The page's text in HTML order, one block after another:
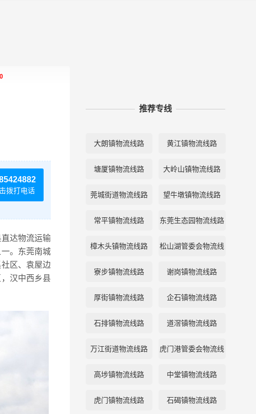
拨打电话
达物流运输
。东莞南城
区、袁屋边
汉中西乡县
推荐专线
大朗镇物流线路 黄江镇物流线路
塘厦镇物流线路 大岭山镇物流线路
莞城街道物流线路 望牛墩镇物流线路
常平镇物流线路 东莞生态园物流线路
樟木头镇物流线路 松山湖管委会物流线
路
寮步镇物流线路 谢岗镇物流线路
厚街镇物流线路 企石镇物流线路
石排镇物流线路 道滘镇物流线路
万江街道物流线路 虎门港管委会物流线
路
高埗镇物流线路 中堂镇物流线路
虎门镇物流线路 石碣镇物流线路